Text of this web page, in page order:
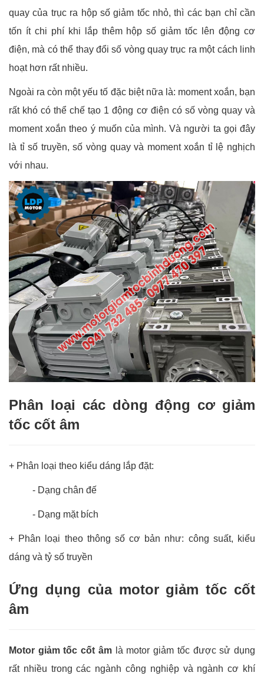
quay của trục ra hộp số giảm tốc nhỏ, thì các bạn chỉ cần
tốn ít chi phí khi lắp thêm hộp số giảm tốc lên động cơ
điện, mà có thể thay đổi số vòng quay trục ra một cách linh
hoạt hơn rất nhiều.
Ngoài ra còn một yếu tố đặc biệt nữa là: moment xoắn, bạn
rất khó có thể chế tạo 1 động cơ điện có số vòng quay và
moment xoắn theo ý muốn của mình. Và người ta gọi đây
là tỉ số truyền, số vòng quay và moment xoắn tỉ lệ nghịch
với nhau.
Phân loại các dòng động cơ giảm
tốc cốt âm
+ Phân loại theo kiểu dáng lắp đặt:
- Dạng chân đế
- Dạng mặt bích
+ Phân loại theo thông số cơ bản như: công suất, kiểu
dáng và tỷ số truyền
Ứng dụng của motor giảm tốc cốt
âm
Motor giảm tốc cốt âmlà motor giảm tốc được sử dụng
rất nhiều trong các ngành công nghiệp và ngành cơ khí